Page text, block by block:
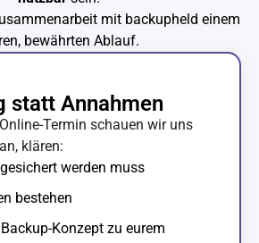
mit backupheld einem
bewährten Ablauf.
statt Annahmen
Termin schauen wir uns
klären:
werden muss
bestehen
Konzept zu eurem